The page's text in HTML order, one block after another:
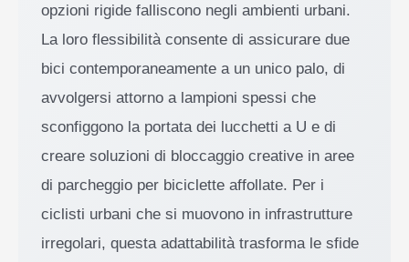
opzioni rigide falliscono negli ambienti urbani.
La loro flessibilità consente di assicurare due
bici contemporaneamente a un unico palo, di
avvolgersi attorno a lampioni spessi che
sconfiggono la portata dei lucchetti a U e di
creare soluzioni di bloccaggio creative in aree
di parcheggio per biciclette affollate. Per i
ciclisti urbani che si muovono in infrastrutture
irregolari, questa adattabilità trasforma le sfide